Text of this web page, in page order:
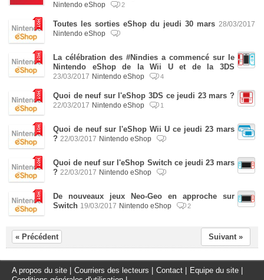
Nintendo eShop
2
Toutes les sorties eShop du jeudi 30 mars 28/03/2017
Nintendo eShop
La célébration des #Nindies a commencé sur le
Nintendo eShop de la Wii U et de la 3DS
23/03/2017 Nintendo eShop 4
Quoi de neuf sur l'eShop 3DS ce jeudi 23 mars ?
22/03/2017 Nintendo eShop 1
Quoi de neuf sur l'eShop Wii U ce jeudi 23 mars
? 22/03/2017 Nintendo eShop
Quoi de neuf sur l'eShop Switch ce jeudi 23 mars
? 22/03/2017 Nintendo eShop
De nouveaux jeux Neo-Geo en approche sur
Switch 19/03/2017 Nintendo eShop 2
« Précédent Suivant »
A propos du site Courriers des lecteurs Contact Equipe du site